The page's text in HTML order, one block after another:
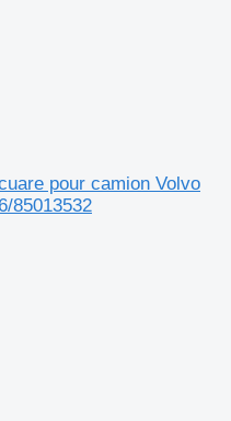
pour camion Volvo
85013532